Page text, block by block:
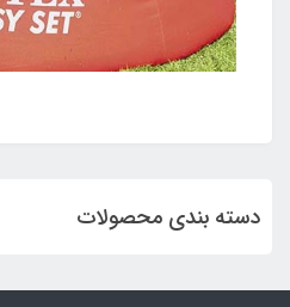
دسته بندی محصولات